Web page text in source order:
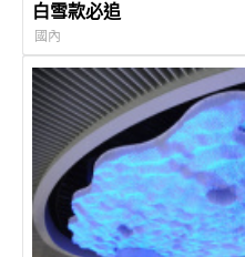
白雪款必追
國內